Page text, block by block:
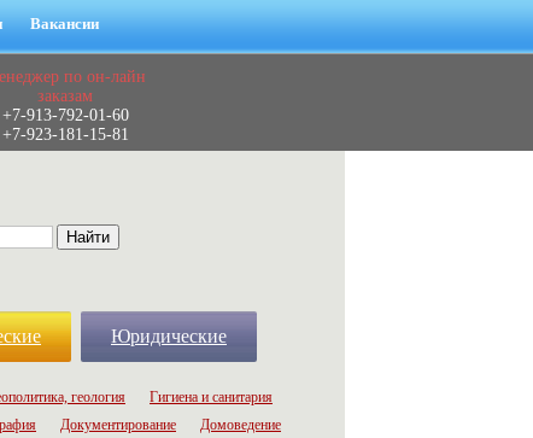
Вакансии
по он-лайн
заказам
+7-913-792-01-60
+7-923-181-15-81
Юридические
геология
Гигиена и санитария
Документирование
Домоведение